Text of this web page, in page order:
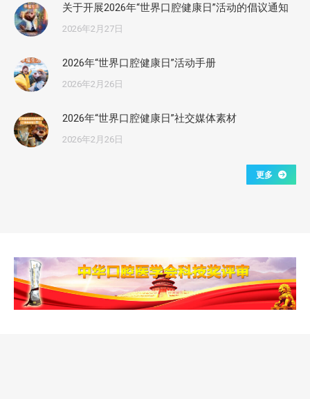
关于开展2026年“世界口腔健康日”活动的倡议通知
2026年2月27日
2026年“世界口腔健康日”活动手册
2026年2月26日
2026年“世界口腔健康日”社交媒体素材
2026年2月26日
更多